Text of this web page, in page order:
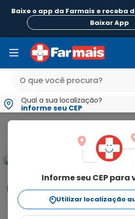
Baixe o app da Farmais e receba
Baixar App
Qual a sua localização?
informe seu CEP
Informe seu CEP para
Utilizar localização
Informações
O que é e para que serve o